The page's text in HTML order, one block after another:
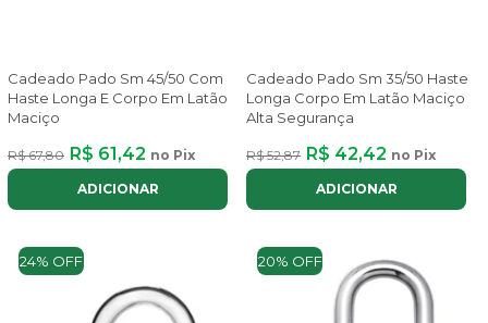
Cadeado Pado Sm 45/50 Com
Haste Longa E Corpo Em Latão
Maciço
R$ 67,80 R$ 61,42 no Pix
ADICIONAR
Cadeado Pado Sm 35/50 Haste
Longa Corpo Em Latão Maciço
Alta Segurança
R$ 52,87 R$ 42,42 no Pix
ADICIONAR
24% OFF 20% OFF